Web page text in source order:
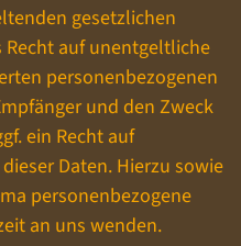
gesetzlichen
auf unentgeltliche
personenbezogenen
und den Zweck
ein Recht auf
Daten. Hierzu sowie
personenbezogene
an uns wenden.